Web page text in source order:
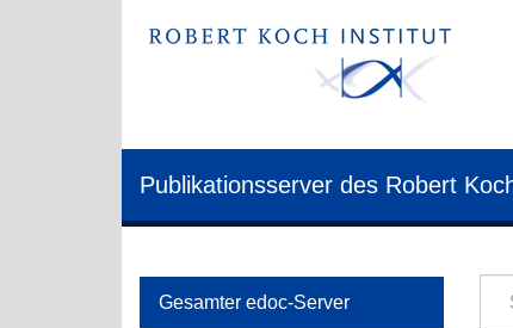
Publikationsserver des Robert
Gesamter edoc-Server